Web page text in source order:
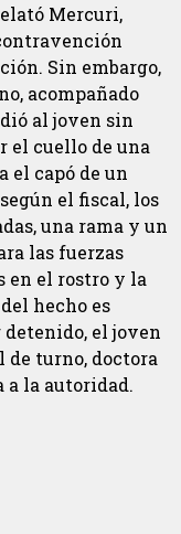
Mercuri,
Sin embargo,
acompañado
al joven sin
el cuello de una
el capó de un
el fiscal, los
una rama y un
las fuerzas
en el rostro y la
hecho es
el joven
de turno, doctora
a la autoridad.